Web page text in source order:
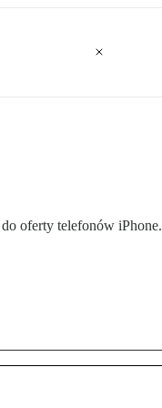
oferty telefonów iPhone.